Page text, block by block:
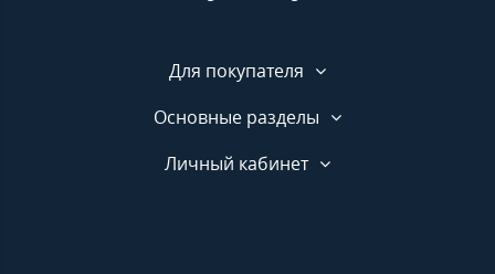
Для покупателя
Основные разделы
Личный кабинет